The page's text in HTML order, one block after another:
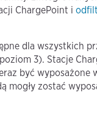
ChargePoint i
dla wszystkich
3). Stacje
być wyposażone
zostać